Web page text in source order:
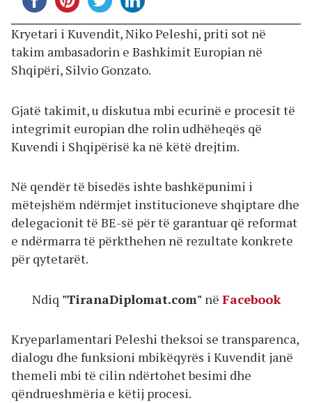
Kryetari i Kuvendit, Niko Peleshi, priti sot në
takim ambasadorin e Bashkimit Europian në
Shqipëri, Silvio Gonzato.
Gjatë takimit, u diskutua mbi ecurinë e procesit të
integrimit europian dhe rolin udhëheqës që
Kuvendi i Shqipërisë ka në këtë drejtim.
Në qendër të bisedës ishte bashkëpunimi i
mëtejshëm ndërmjet institucioneve shqiptare dhe
delegacionit të BE-së për të garantuar që reformat
e ndërmarra të përkthehen në rezultate konkrete
për qytetarët.
Ndiq "TiranaDiplomat.com" në Facebook
Kryeparlamentari Peleshi theksoi se transparenca,
dialogu dhe funksioni mbikëqyrës i Kuvendit janë
themeli mbi të cilin ndërtohet besimi dhe
qëndrueshmëria e këtij procesi.